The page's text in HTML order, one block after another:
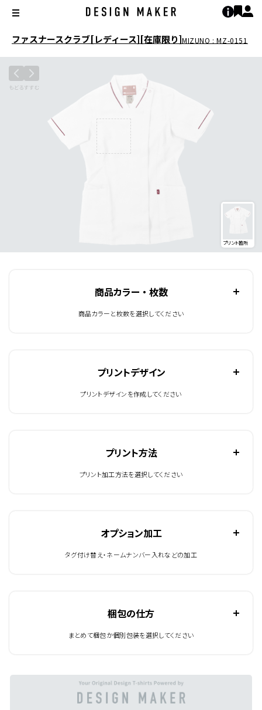
ファスナースクラブ[レディース][在庫限り]MIZUNO : MZ-0151
プリント箇所
商品カラー ・ 枚数
商品カラーと枚数を選択してください
プリントデザイン
プリントデザインを作成してください
プリント方法
プリント加工方法を選択してください
オプション加工
タグ付け替え・ネームナンバー入れなどの加工
梱包の仕方
まとめて梱包か個別包装を選択してください